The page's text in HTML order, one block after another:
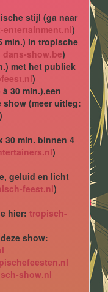
stijl (ga naar
entertainment.nl)
min.) in tropische
dans-show.be)
met het publiek
)
30 min.),een
(meer uitleg:
)
30 min. binnen 4
)
geluid en licht
feest.nl)
hier: tropisch-
show:
show.nl